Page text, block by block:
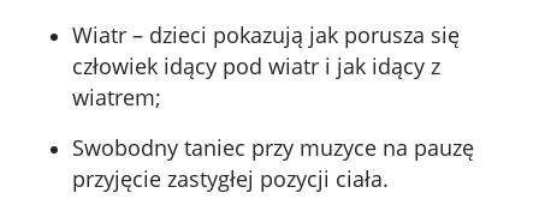
Wiatr – dzieci pokazują jak porusza się
człowiek idący pod wiatr i jak idący z
wiatrem;
Swobodny taniec przy muzyce na pauzę
przyjęcie zastygłej pozycji ciała.